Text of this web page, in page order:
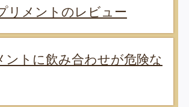
リメントのレビュー
ントに飲み合わせが危険な